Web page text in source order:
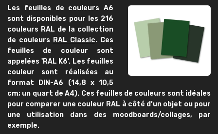
Les feuilles de couleurs A6
sont disponibles pour les 216
couleurs RAL de la collection
de couleurs RAL Classic. Ces
feuilles de couleur sont
appelées 'RAL K6'. Les feuilles
couleur sont réalisées au
format DIN-A6 (14,8 x 10,5
cm; un quart de A4). Ces feuilles de couleurs sont idéales
pour comparer une couleur RAL à côté d’un objet ou pour
une utilisation dans des moodboards/collages, par
exemple.